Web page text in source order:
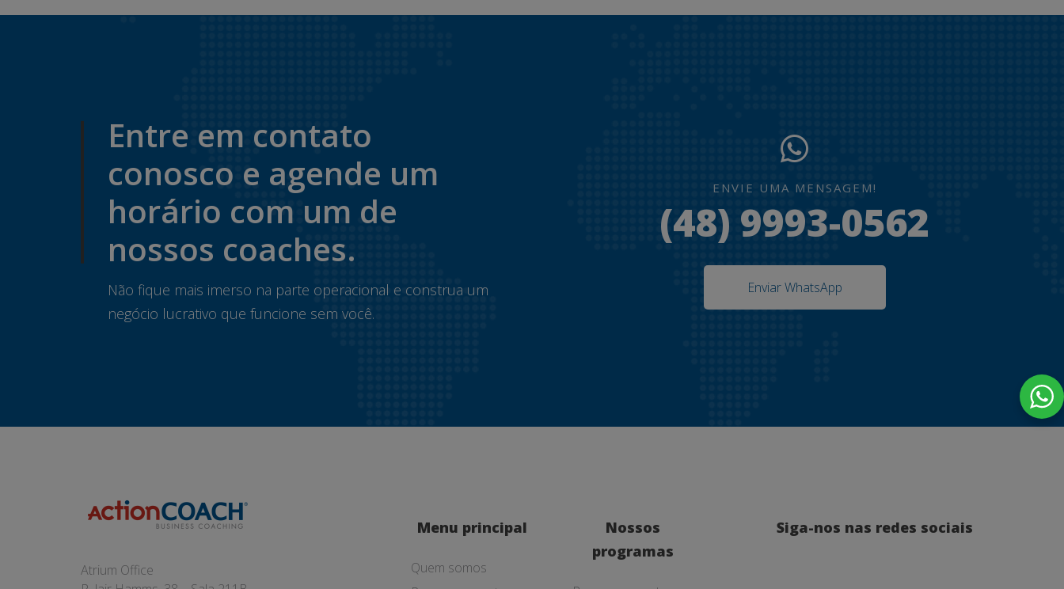
Entre em contato
conosco e agende um
horário com um de
nossos coaches.
Não fique mais imerso na parte operacional e construa um
negócio lucrativo que funcione sem você.
ENVIE UMA MENSAGEM!
(48) 9993-0562
Enviar WhatsApp
Atrium Office
Menu principal
Quem somos
Nossos
programas
Siga-nos nas redes sociais